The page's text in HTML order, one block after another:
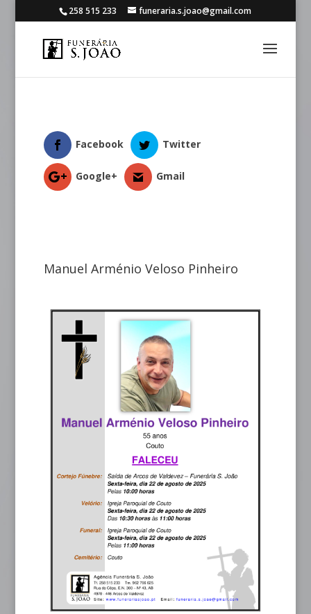
258 515 233 funeraria.s.joao@gmail.com
Facebook Twitter
Google+ Gmail
Manuel Arménio Veloso Pinheiro